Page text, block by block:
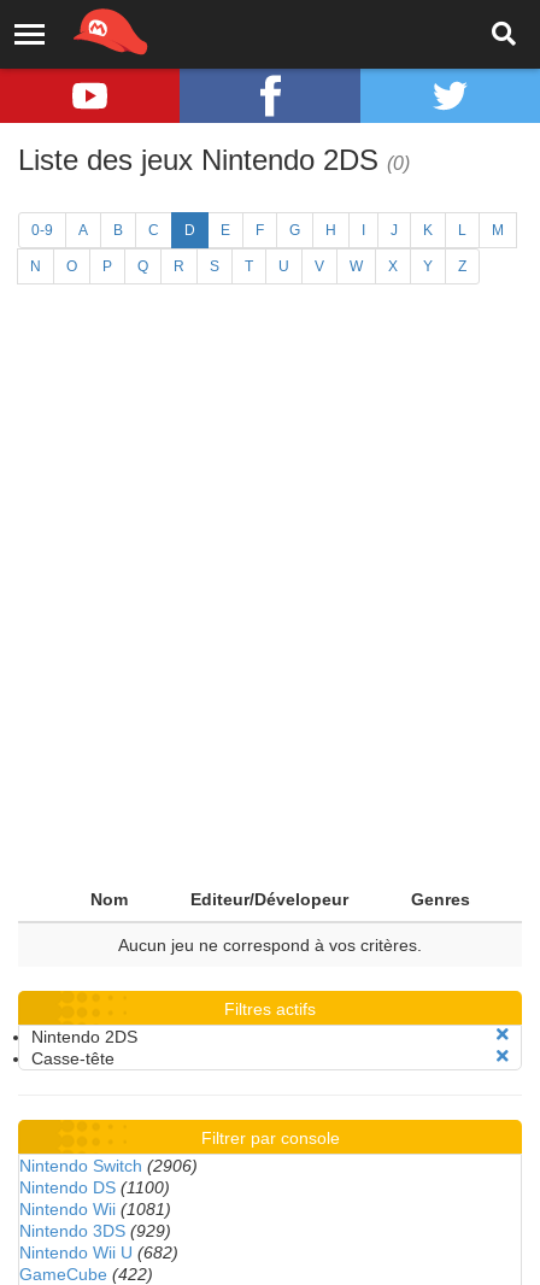
Liste des jeux Nintendo 2DS (0)
0-9 A B C D E F G H J K L M
N O P Q R S T U V W X Y Z
Nom Editeur/Dévelopeur Genres
Aucun jeu ne correspond à vos critères.
Filtres actifs
Nintendo 2DS
Casse-tête
Filtrer par console
Nintendo Switch (2906)
Nintendo DS (1100)
Nintendo Wii (1081)
Nintendo 3DS (929)
Nintendo Wii U (682)
GameCube (422)